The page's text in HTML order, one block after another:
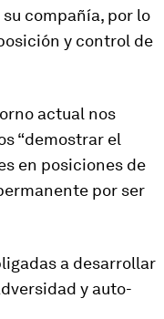
compañía, por lo
y control de
actual nos
“demostrar el
en posiciones de
por ser
a desarrollar
y auto-